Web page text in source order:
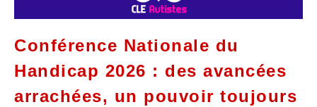
Conférence Nationale du
Handicap 2026 : des avancées
arrachées, un pouvoir toujours